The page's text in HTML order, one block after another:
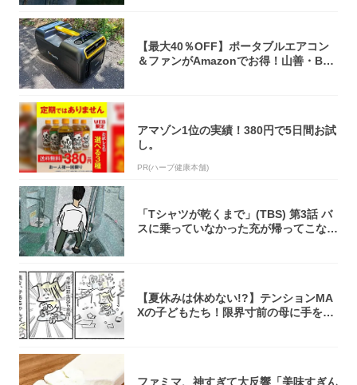
【最大40％OFF】ポータブルエアコン
＆ファンがAmazonでお得！山善・Bo
アマゾン1位の実績！380円で5日間お試
し。
PR(ハーブ健康本舗)
「Tシャツが乾くまで」(TBS) 第3話 バ
スに乗っていなかった充が帰ってこな
【夏休みは休めない!?】テンションMA
Xの子どもたち！限界寸前の母に手を差
ファミマ、神すぎて大反響「美味すぎん